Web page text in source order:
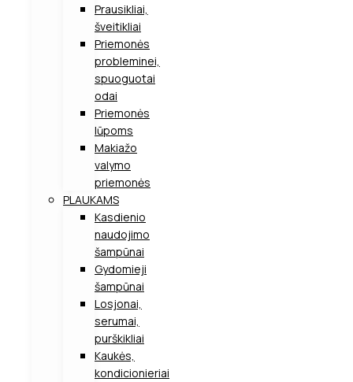
Prausikliai,
šveitikliai
Priemonės
probleminei,
spuoguotai
odai
Priemonės
lūpoms
Makiažo
valymo
priemonės
PLAUKAMS
Kasdienio
naudojimo
šampūnai
Gydomieji
šampūnai
Losjonai,
serumai,
purškikliai
Kaukės,
kondicionieriai